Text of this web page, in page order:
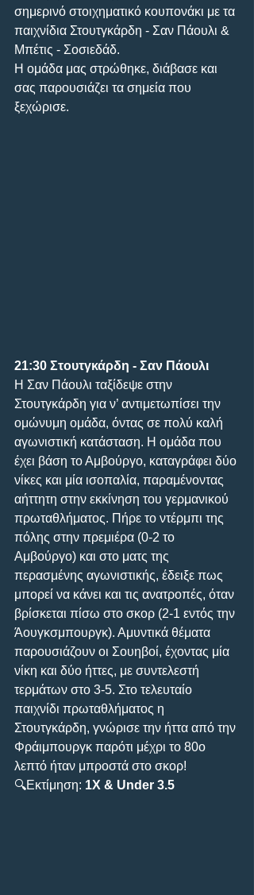
σημερινό στοιχηματικό κουπονάκι με τα
παιχνίδια Στουτγκάρδη - Σαν Πάουλι &
Μπέτις - Σοσιεδάδ.
Η ομάδα μας στρώθηκε, διάβασε και
σας παρουσιάζει τα σημεία που
ξεχώρισε.
21:30 Στουτγκάρδη - Σαν Πάουλι
Η Σαν Πάουλι ταξίδεψε στην
Στουτγκάρδη για ν’ αντιμετωπίσει την
ομώνυμη ομάδα, όντας σε πολύ καλή
αγωνιστική κατάσταση. Η ομάδα που
έχει βάση το Αμβούργο, καταγράφει δύο
νίκες και μία ισοπαλία, παραμένοντας
αήττητη στην εκκίνηση του γερμανικού
πρωταθλήματος. Πήρε το ντέρμπι της
πόλης στην πρεμιέρα (0-2 το
Αμβούργο) και στο ματς της
περασμένης αγωνιστικής, έδειξε πως
μπορεί να κάνει και τις ανατροπές, όταν
βρίσκεται πίσω στο σκορ (2-1 εντός την
Άουγκσμπουργκ). Αμυντικά θέματα
παρουσιάζουν οι Σουηβοί, έχοντας μία
νίκη και δύο ήττες, με συντελεστή
τερμάτων στο 3-5. Στο τελευταίο
παιχνίδι πρωταθλήματος η
Στουτγκάρδη, γνώρισε την ήττα από την
Φράιμπουργκ παρότι μέχρι το 80ο
λεπτό ήταν μπροστά στο σκορ!
🔍Εκτίμηση: 1X & Under 3.5